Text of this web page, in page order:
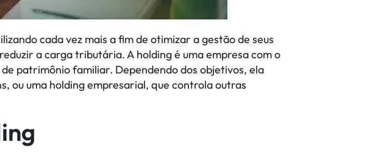
cada vez mais a fim de otimizar a gestão de seus
a carga tributária. A holding é uma empresa com o
patrimônio familiar. Dependendo dos objetivos, ela
ou uma holding empresarial, que controla outras